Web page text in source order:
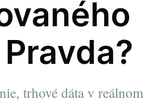
trhové dáta v reálnom